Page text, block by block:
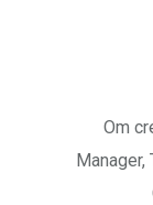
Om
Manager,